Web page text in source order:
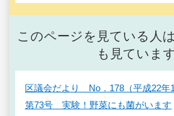
このページを見ている人
も見ていま
区議会だより No．178（平成22年
第73号 実験！野菜にも菌がいます